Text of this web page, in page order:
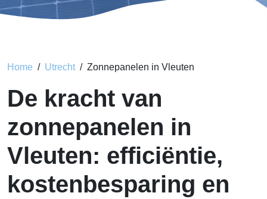
Home Utrecht Zonnepanelen in Vleuten
De kracht van
zonnepanelen in
Vleuten: efficiëntie,
kostenbesparing en